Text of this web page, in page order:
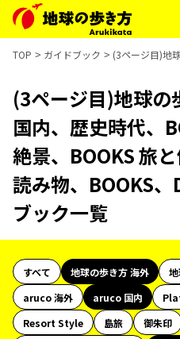
TOP ガイドブック (3ページ目)地
(3ページ目)地球
国内、歴史時代、
絶景、BOOKS 旅
読み物、BOOKS
ブック一覧
すべて 地球の歩き方 海外
aruco 海外
aruco 国内
Resort Style
島旅 御朱印